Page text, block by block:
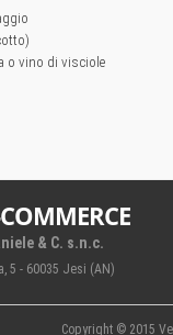
o vino di visciole
& C. s.n.c.
5 - 60035 Jesi (AN)
Copyright © 2015